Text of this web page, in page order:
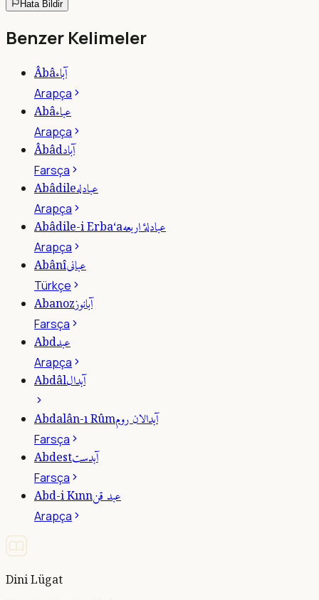
Hata Bildir
Benzer Kelimeler
Âbâآباء
Arapça
Abâعباء
Arapça
Âbâdآباد
Farsça
Abâdileعبادله
Arapça
Abâdile-i Erba‘aعبادلۀ اربعه
Arapça
Abânîعبانى
Türkçe
Abanozآبانوز
Farsça
Abdعبد
Arapça
Abdâlآبدال
Abdalân-ı Rûmآبدالان روم
Farsça
Abdestآبدست
Farsça
Abd-i Kınnعبد قن
Arapça
Dini Lügat